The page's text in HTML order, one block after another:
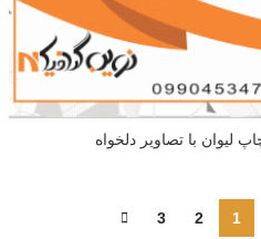
لیوان با تصاویر دلخواه
1
2
3